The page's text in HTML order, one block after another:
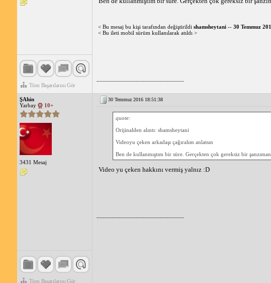
Astra H otomatik vitesli model alıp almama kararı, bireysel
yarı otomatik şanzıman uygun olabilir. Ancak daha fazla güç ve
Tüm Başarılarını Gör
< Bu mesaj bu kişi tarafından değiştirildi shamsheytani-- 30 Temmuz
< Bu ileti mobil sürüm kullanılarak atıldı >
ŞAhin
Yarbay
10+
3431 Mesaj
Tüm Başarılarını Gör
30 Temmuz 2016 18:51:38
quote:
Orijinalden alıntı: shamsheytani
Videoyu çeken arkadaşı çağıralım anlatsın
Ben de kullanmıştım bir süre. Gerçekten çok gereksiz bir
Video yu çeken hakkını vermiş yalnız :D